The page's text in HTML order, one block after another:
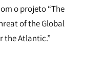
o projeto “The
of the Global
the Atlantic.”